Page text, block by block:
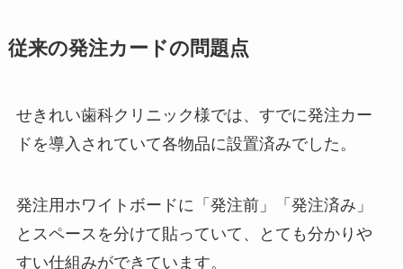
従来の発注カードの問題点
せきれい歯科クリニック様では、すでに発注カー
ドを導入されていて各物品に設置済みでした。
発注用ホワイトボードに「発注前」「発注済み」
とスペースを分けて貼っていて、とても分かりや
すい仕組みができています。